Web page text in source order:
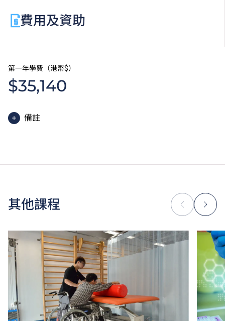
費用及資助
第一年學費（港幣$）
$35,140
備註
除學費外，學生須繳交其他費用如保證金及學生會年
為增強對學生的學習支援，學院或會要求部分學生修讀
銜接單元／增潤課程；或需參加額外培訓／實習／公開
學費水平會每年檢討。課程第二年學費水平會因應通脹
及有關因素作調整。
以上資料只適用於本地學生。
其他課程